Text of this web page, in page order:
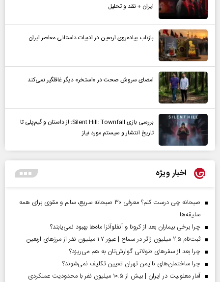
ایران + نقد و تحلیل
بازتاب پیاده‌روی اربعین در ادبیات داستانی معاصر ایران
امضای سروش صحت در «استخر» دیگر غافلگیر نمی‌کند
بررسی بازی Silent Hill: Townfall؛ از داستان و گیم‌پلی تا
تاریخ انتشار و سیستم مورد نیاز
اخبار ویژه
صبحانه چی درست کنم؟ معرفی ۳۰ صبحانه سریع، سالم و مقوی برای همه
سلیقه‌ها
چرا برخی بیماران بعد از کرونا و آنفلوآنزا ماه‌ها بهبود نمی‌یابند؟
ثبت‌نام ۲.۵ میلیون زائر در سماح | عبور ۱.۷ میلیون نفر از مرز‌های اربعین
چرا بعد از سفرهای طولانی گوارش‌تان به هم می‌ریزد؟
چرا ساختمان‌های ناایمن تهران تعیین تکلیف نمی‌شوند؟
آمار معلولیت در ایران | بیش از ۱۰.۵ میلیون نفر با محدودیت عملکردی